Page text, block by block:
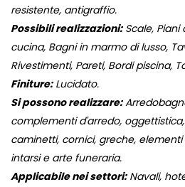
resistente, antigraffio.
Possibili realizzazioni:Scale, Piani
cucina, Bagni in marmo di lusso,
Rivestimenti, Pareti, Bordi piscina,
Finiture:Lucidato.
Si possono realizzare:
complementi d'arredo,
caminetti, cornici, greche,
intarsi e arte funeraria.
Applicabile nei settori:Navali,